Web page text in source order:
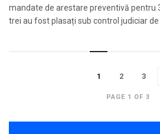
mandate de arestare preventivă pentru
trei au fost plasați sub control judiciar de
PAGE 1 OF 3
1 2 3